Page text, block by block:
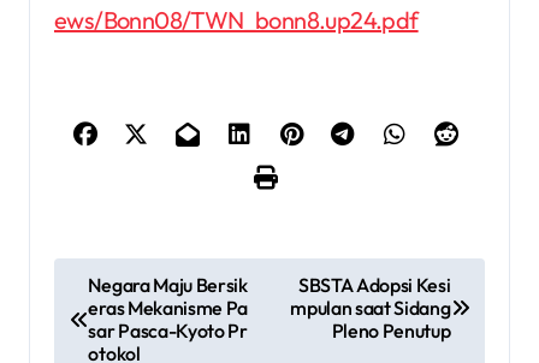
ews/Bonn08/TWN_bonn8.up24.pdf
o
Negara Maju Bersik
eras Mekanisme Pa
sar Pasca-Kyoto Pr
otokol
SBSTA Adopsi Kesi
mpulan saat Sidang
Pleno Penutup